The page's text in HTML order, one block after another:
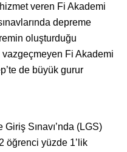
veren Fi Akademi
depreme
oluşturduğu
Fi Akademi
de büyük gurur
Sınavı’nda (LGS)
öğrenci yüzde 1’lik